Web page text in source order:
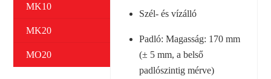
MK10
MK20
MO20
Szél- és vízálló
Padló: Magasság: 170 mm
(± 5 mm, a belső
padlószintig mérve)